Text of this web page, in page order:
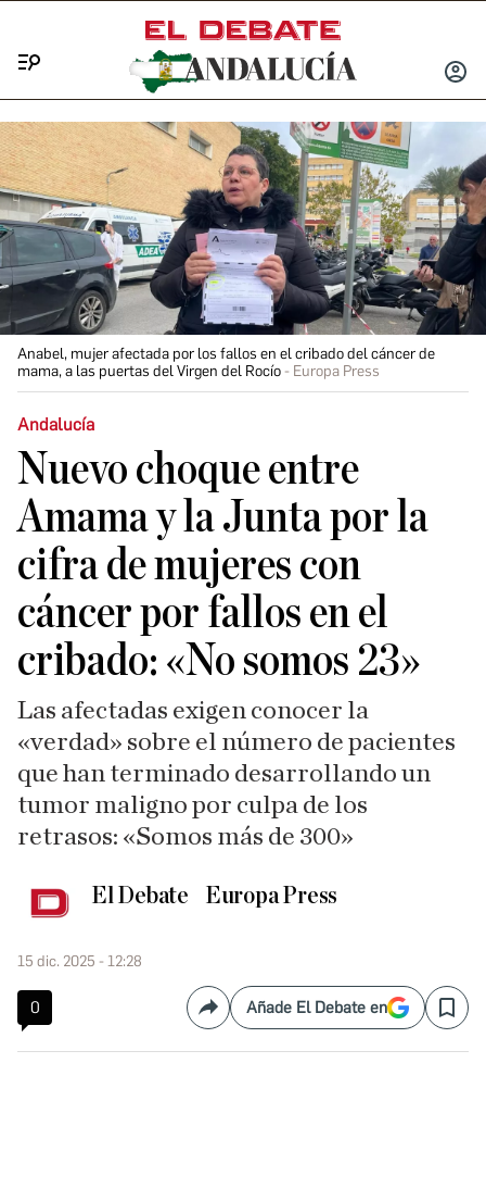
INICIAR
Anabel, mujer afectada por los fallos en el cribado del cáncer de
mama, a las puertas del Virgen del Rocío
Europa Press
Andalucía
Nuevo choque entre
Amama y la Junta por la
cifra de mujeres con
cáncer por fallos en el
cribado: «No somos 23»
Las afectadas exigen conocer la
«verdad» sobre el número de pacientes
que han terminado desarrollando un
tumor maligno por culpa de los
retrasos: «Somos más de 300»
El Debate Europa Press
15 dic. 2025 - 12:28
0 CompartirAñade El Debate en Save